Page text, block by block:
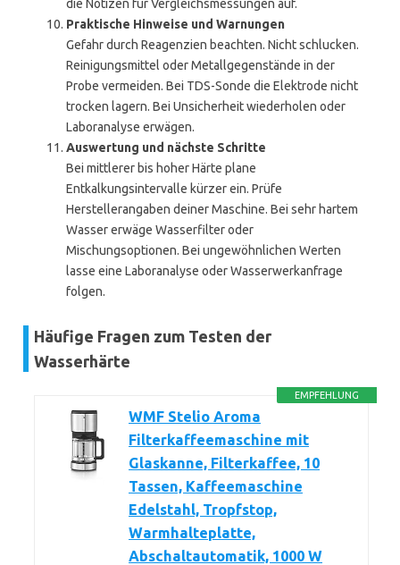
die Notizen für Vergleichsmessungen auf.
Praktische Hinweise und Warnungen
Gefahr durch Reagenzien beachten. Nicht schlucken.
Reinigungsmittel oder Metallgegenstände in der
Probe vermeiden. Bei TDS-Sonde die Elektrode nicht
trocken lagern. Bei Unsicherheit wiederholen oder
Laboranalyse erwägen.
Auswertung und nächste Schritte
Bei mittlerer bis hoher Härte plane
Entkalkungsintervalle kürzer ein. Prüfe
Herstellerangaben deiner Maschine. Bei sehr hartem
Wasser erwäge Wasserfilter oder
Mischungsoptionen. Bei ungewöhnlichen Werten
lasse eine Laboranalyse oder Wasserwerkanfrage
folgen.
Häufige Fragen zum Testen der
Wasserhärte
EMPFEHLUNG
WMF Stelio Aroma
Filterkaffeemaschine mit
Glaskanne, Filterkaffee, 10
Tassen, Kaffeemaschine
Edelstahl, Tropfstop,
Warmhalteplatte,
Abschaltautomatik, 1000 W